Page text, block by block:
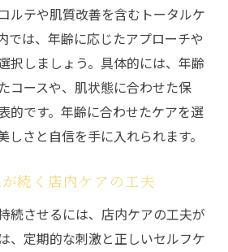
ルテや肌質改善を含むトータルケ
では、年齢に応じたアプローチや
択しましょう。具体的には、年齢
コースや、肌状態に合わせた保
的です。年齢に合わせたケアを選
しさと自信を手に入れられます。
続く店内ケアの工夫
続させるには、店内ケアの工夫が
、定期的な刺激と正しいセルフケ